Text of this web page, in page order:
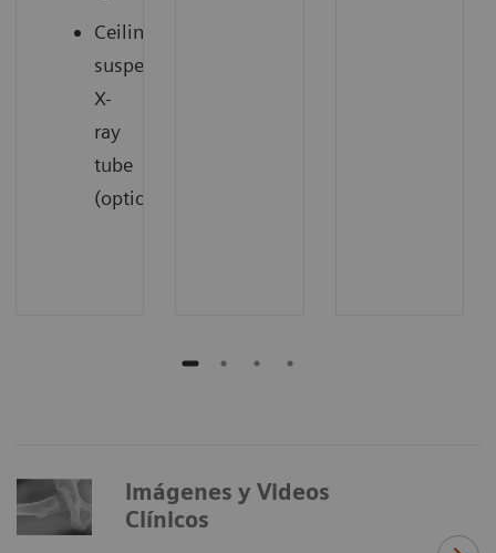
Ceiling-
suspended
X-
ray
tube
(option)
Imágenes y Videos
Clínicos